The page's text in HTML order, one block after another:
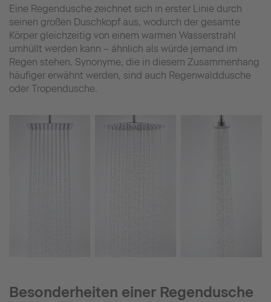
Eine Regendusche zeichnet sich in erster Linie durch
seinen großen Duschkopf aus, wodurch der gesamte
Körper gleichzeitig von einem warmen Wasserstrahl
umhüllt werden kann – ähnlich als würde jemand im
Regen stehen. Synonyme, die in diesem Zusammenhang
häufiger erwähnt werden, sind auch Regenwalddusche
oder Tropendusche.
Besonderheiten einer Regendusche